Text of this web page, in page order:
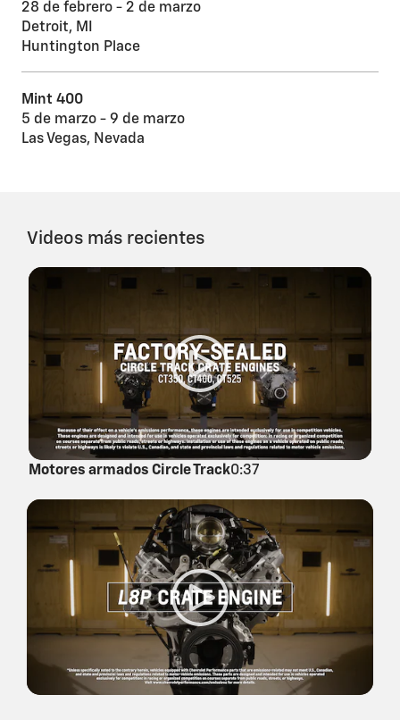
28 de febrero - 2 de marzo
Detroit, MI
Huntington Place
Mint 400
5 de marzo - 9 de marzo
Las Vegas, Nevada
Videos más recientes
Motores armados Circle Track0:37